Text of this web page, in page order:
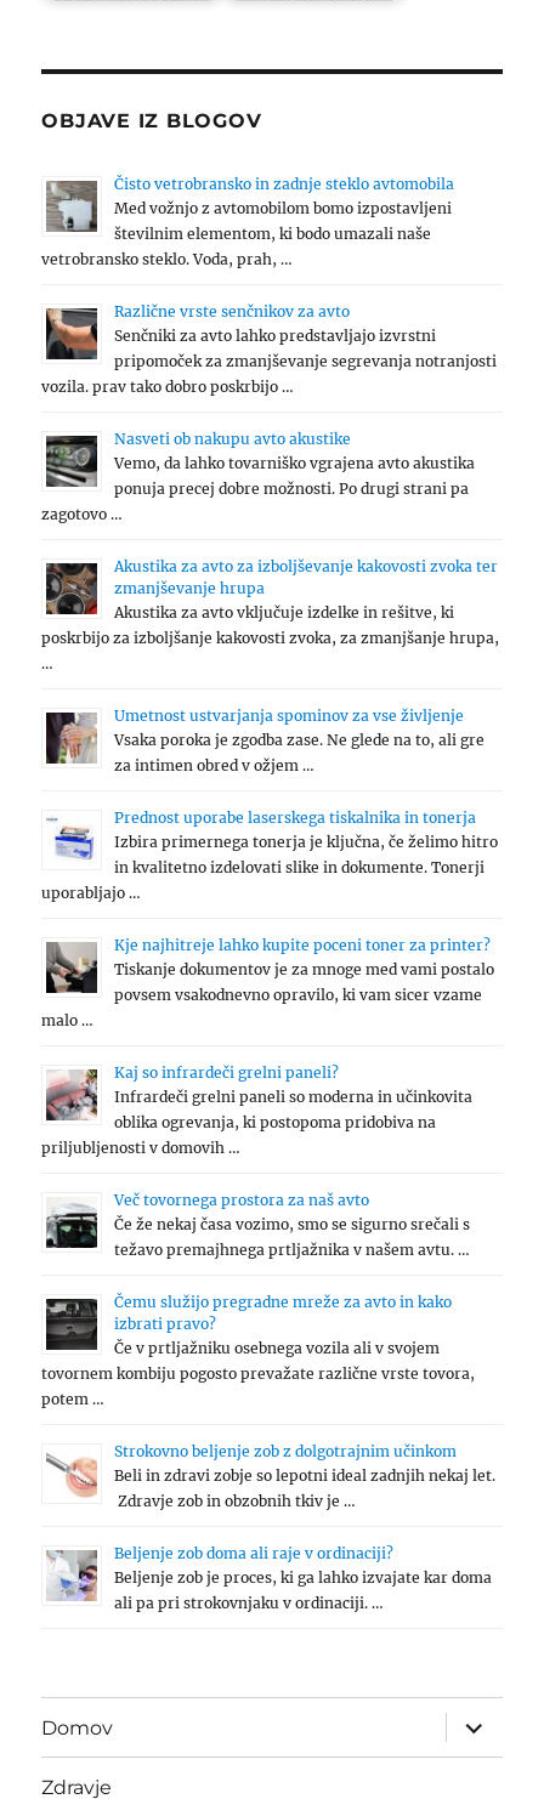
OBJAVE IZ BLOGOV
Čisto vetrobransko in zadnje steklo avtomobila
Med vožnjo z avtomobilom bomo izpostavljeni
številnim elementom, ki bodo umazali naše
vetrobransko steklo. Voda, prah, …
Različne vrste senčnikov za avto
Senčniki za avto lahko predstavljajo izvrstni
pripomoček za zmanjševanje segrevanja notranjosti
vozila. prav tako dobro poskrbijo …
Nasveti ob nakupu avto akustike
Vemo, da lahko tovarniško vgrajena avto akustika
ponuja precej dobre možnosti. Po drugi strani pa
zagotovo …
Akustika za avto za izboljševanje kakovosti zvoka ter
zmanjševanje hrupa
Akustika za avto vključuje izdelke in rešitve, ki
poskrbijo za izboljšanje kakovosti zvoka, za zmanjšanje hrupa,
…
Umetnost ustvarjanja spominov za vse življenje
Vsaka poroka je zgodba zase. Ne glede na to, ali gre
za intimen obred v ožjem …
Prednost uporabe laserskega tiskalnika in tonerja
Izbira primernega tonerja je ključna, če želimo hitro
in kvalitetno izdelovati slike in dokumente. Tonerji
uporabljajo …
Kje najhitreje lahko kupite poceni toner za printer?
Tiskanje dokumentov je za mnoge med vami postalo
povsem vsakodnevno opravilo, ki vam sicer vzame
malo …
Kaj so infrardeči grelni paneli?
Infrardeči grelni paneli so moderna in učinkovita
oblika ogrevanja, ki postopoma pridobiva na
priljubljenosti v domovih …
Več tovornega prostora za naš avto
Če že nekaj časa vozimo, smo se sigurno srečali s
težavo premajhnega prtljažnika v našem avtu. …
Čemu služijo pregradne mreže za avto in kako
izbrati pravo?
Če v prtljažniku osebnega vozila ali v svojem
tovornem kombiju pogosto prevažate različne vrste tovora,
potem …
Strokovno beljenje zob z dolgotrajnim učinkom
Beli in zdravi zobje so lepotni ideal zadnjih nekaj let.
Zdravje zob in obzobnih tkiv je …
Beljenje zob doma ali raje v ordinaciji?
Beljenje zob je proces, ki ga lahko izvajate kar doma
ali pa pri strokovnjaku v ordinaciji. …
Domov
expand
child
menu
Zdravje